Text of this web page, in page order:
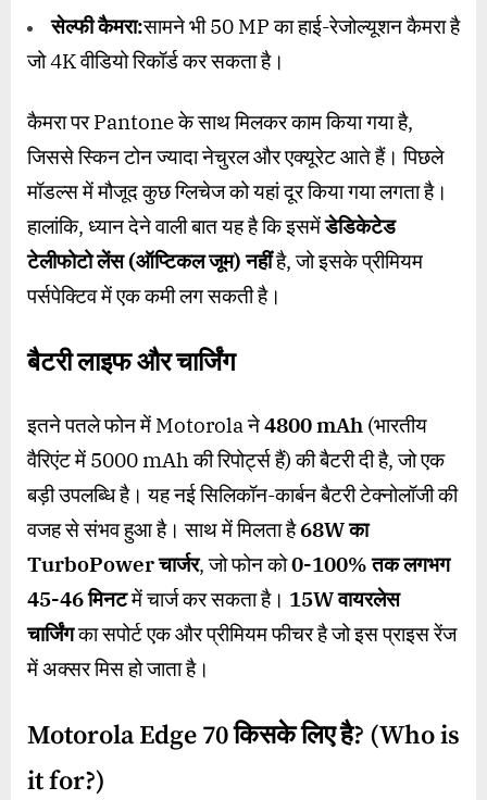
सेल्फी कैमरा:सामने भी 50 MP का हाई-रेजोल्यूशन कैमरा है
जो 4K वीडियो रिकॉर्ड कर सकता है।
कैमरा पर Pantone के साथ मिलकर काम किया गया है,
जिससे स्किन टोन ज्यादा नेचुरल और एक्यूरेट आते हैं। पिछले
मॉडल्स में मौजूद कुछ ग्लिचेज को यहां दूर किया गया लगता है।
हालांकि, ध्यान देने वाली बात यह है कि इसमेंडेडिकेटेड
टेलीफोटो लेंस (ऑप्टिकल जूम) नहींहै, जो इसके प्रीमियम
पर्सपेक्टिव में एक कमी लग सकती है।
बैटरी लाइफ और चार्जिंग
इतने पतले फोन में Motorola ने4800 mAh (भारतीय
वैरिएंट में 5000 mAh की रिपोर्ट्स हैं) की बैटरी दी है, जो एक
बड़ी उपलब्धि है। यह नई सिलिकॉन-कार्बन बैटरी टेक्नोलॉजी की
वजह से संभव हुआ है। साथ में मिलता है68Wका
TurboPowerचार्जर, जो फोन को0-100%तक लगभग
45-46मिनटमें चार्ज कर सकता है। 15Wवायरलेस
चार्जिंगका सपोर्ट एक और प्रीमियम फीचर है जो इस प्राइस रेंज
में अक्सर मिस हो जाता है।
Motorola Edge 70किसके लिए है? (Who is
it for?)